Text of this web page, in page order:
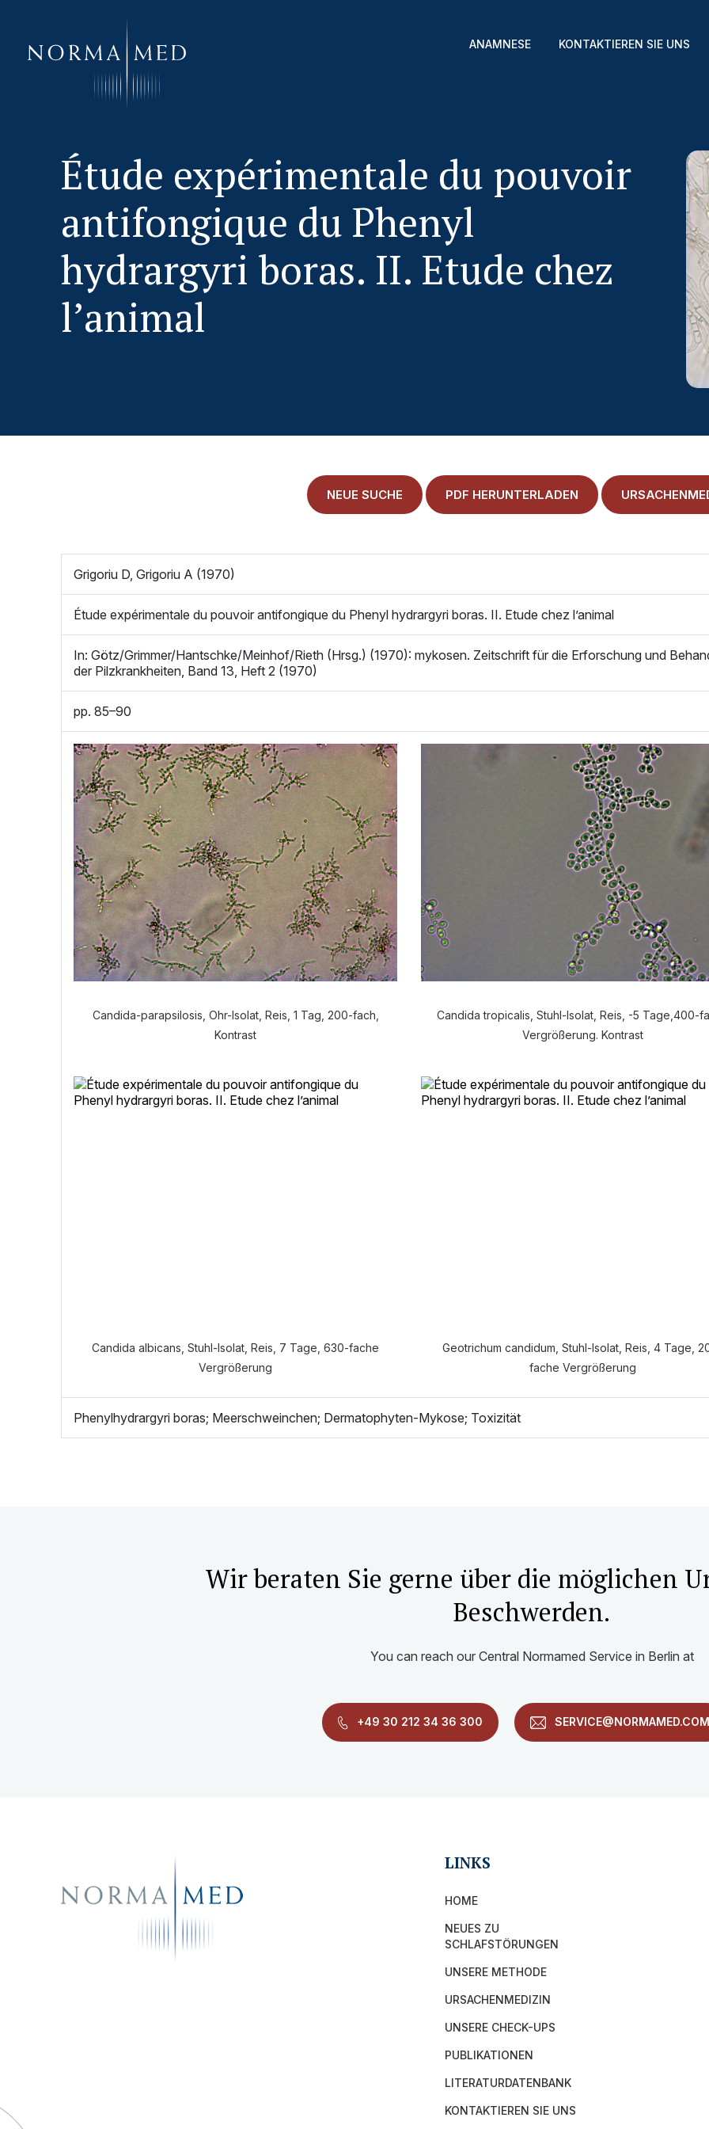
ANAMNESE KONTAKTIEREN SIE UNS
NEUES ZU SCHLAFSTÖRUNGEN
UNSERE METHODE
URSACHENMEDIZIN
UNSERE CHECK UPS
PUBLIKATIONEN
Étude expérimentale du pouvoir
antifongique du Phenyl
hydrargyri boras. II. Etude chez
l’animal
NEUE SUCHE PDF HERUNTERLADEN
Grigoriu D, Grigoriu A (1970)
Étude expérimentale du pouvoir antifongique du Phenyl hydrargyri boras. II. Etude chez l’animal
In: Götz/Grimmer/Hantschke/Meinhof/Rieth (Hrsg.) (1970): mykosen. Zeitschrift für die Erforschung und
der Pilzkrankheiten, Band 13, Heft 2 (1970)
pp. 85–90
Candida-parapsilosis, Ohr-Isolat, Reis, 1 Tag, 200-fach,
Kontrast
Candida tropicalis, Stuhl-Isolat, Reis, -5 Tage,400-
Vergrößerung. Kontrast
Candida albicans, Stuhl-Isolat, Reis, 7 Tage, 630-fache
Vergrößerung
Geotrichum candidum, Stuhl-Isolat, Reis, 4 Tage,
fache Vergrößerung
Phenylhydrargyri boras; Meerschweinchen; Dermatophyten-Mykose; Toxizität
Welche Anamnese möchten Sie
Wir beraten Sie gerne über die möglichen
Beschwerden.
You can reach our Central Normamed Service in Berlin at
+49 30 212 34 36 300 SERVICE@NORMAMED.COM
LINKS
HOME
NEUES ZU
SCHLAFSTÖRUNGEN
UNSERE METHODE
URSACHENMEDIZIN
UNSERE CHECK-UPS
PUBLIKATIONEN
LITERATURDATENBANK
KONTAKTIEREN SIE UNS